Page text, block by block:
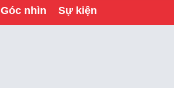
Góc nhìn Sự kiện